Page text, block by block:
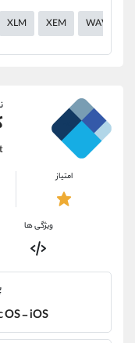
XLM XEM WAVES
امتیاز
ویژگی ها
- iOS